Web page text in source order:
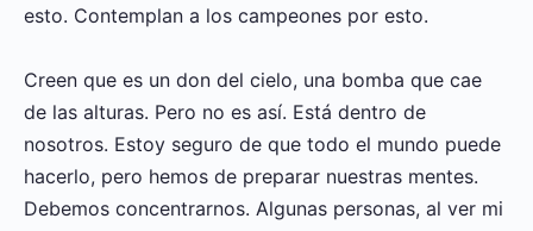
esto. Contemplan a los campeones por esto.
Creen que es un don del cielo, una bomba que cae
de las alturas. Pero no es así. Está dentro de
nosotros. Estoy seguro de que todo el mundo puede
hacerlo, pero hemos de preparar nuestras mentes.
Debemos concentrarnos. Algunas personas, al ver mi